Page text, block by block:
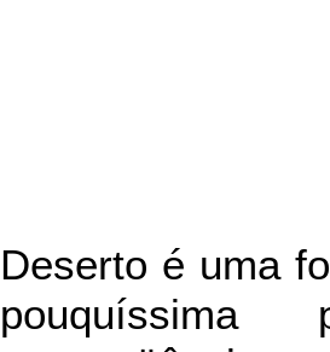
Deserto é uma
pouquíssima